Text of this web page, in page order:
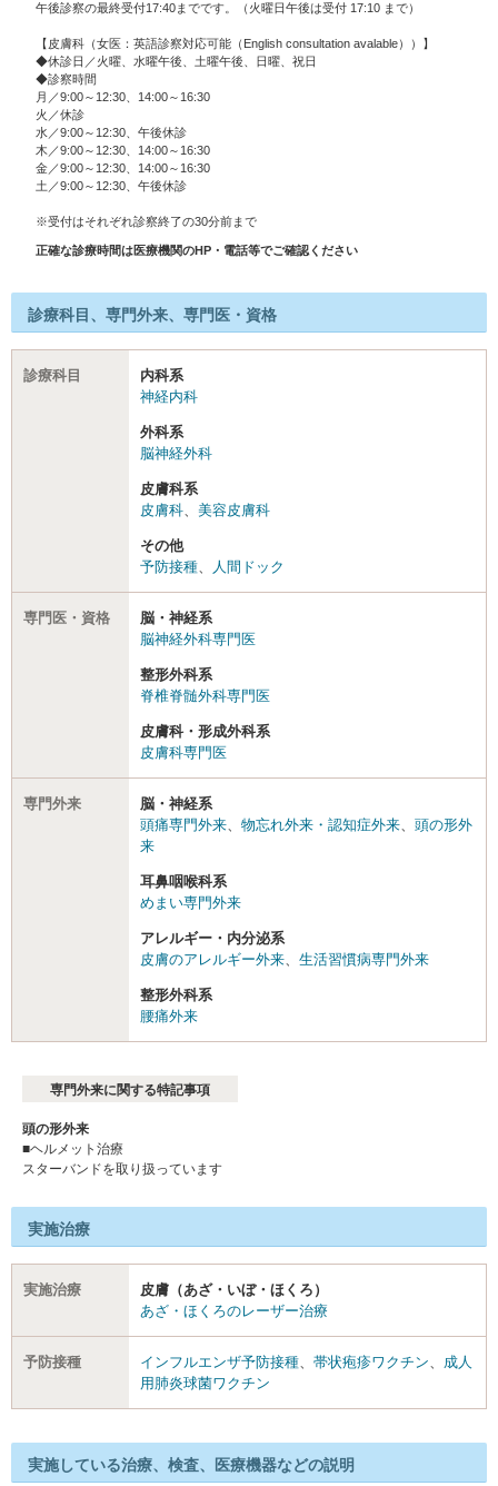
午後診察の最終受付17:40までです。（火曜日午後は受付 17:10 まで）
【皮膚科（女医：英語診察対応可能（English consultation avalable））】
◆休診日／火曜、水曜午後、土曜午後、日曜、祝日
◆診察時間
月／9:00～12:30、14:00～16:30
火／休診
水／9:00～12:30、午後休診
木／9:00～12:30、14:00～16:30
金／9:00～12:30、14:00～16:30
土／9:00～12:30、午後休診
※受付はそれぞれ診察終了の30分前まで
正確な診療時間は医療機関のHP・電話等でご確認ください
診療科目、専門外来、専門医・資格
診療科目
内科系
神経内科
外科系
脳神経外科
皮膚科系
皮膚科、 美容皮膚科
その他
予防接種、 人間ドック
専門医・資格
脳・神経系
脳神経外科専門医
整形外科系
脊椎脊髄外科専門医
皮膚科・形成外科系
皮膚科専門医
専門外来
脳・神経系
頭痛専門外来、 物忘れ外来・認知症外来、 頭の形外
来
耳鼻咽喉科系
めまい専門外来
アレルギー・内分泌系
皮膚のアレルギー外来、 生活習慣病専門外来
整形外科系
腰痛外来
専門外来に関する特記事項
頭の形外来
■ヘルメット治療
スターバンドを取り扱っています
実施治療
実施治療
皮膚（あざ・いぼ・ほくろ）
あざ・ほくろのレーザー治療
予防接種 インフルエンザ予防接種、 帯状疱疹ワクチン、 成人
用肺炎球菌ワクチン
実施している治療、検査、医療機器などの説明